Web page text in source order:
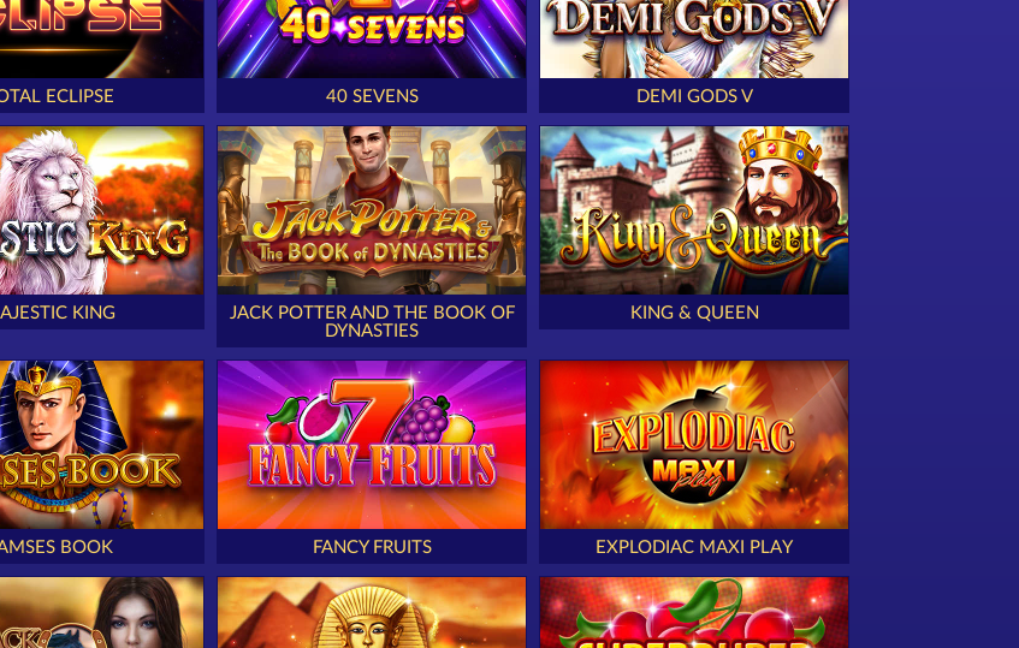
ECLIPSE 40 SEVENS DEMI GODS V
KING
JACK POTTER AND THE BOOK OF
DYNASTIES
KING & QUEEN
BOOK FANCY FRUITS EXPLODIAC MAXI PLAY